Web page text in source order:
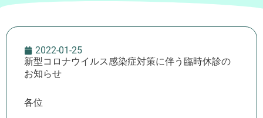
2022-01-25
新型コロナウイルス感染症対策に伴う臨時休診の
お知らせ
各位